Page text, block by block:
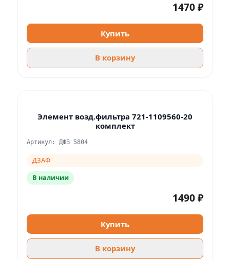
1470 ₽
Купить
В корзину
Элемент возд.фильтра 721-1109560-20
комплект
Артикул: ДФВ 5804
ДЗАФ
В наличии
1490 ₽
Купить
В корзину